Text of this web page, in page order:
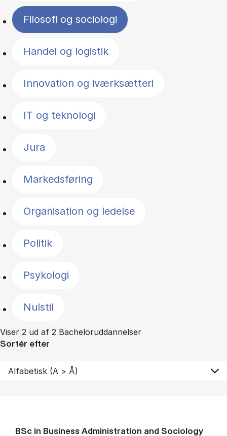
Filosofi og sociologi
Handel og logistik
Innovation og iværksætteri
IT og teknologi
Jura
Markedsføring
Organisation og ledelse
Politik
Psykologi
Nulstil
Viser 2 ud af 2 Bacheloruddannelser
Sortér efter
BSc in Busi­ness Ad­min­is­tra­tion and So­ci­ology